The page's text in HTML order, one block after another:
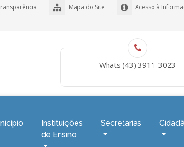
Acesso à
Mapa do Site
Whats (43) 3911-3023
Instituições
de Ensino
Secretarias